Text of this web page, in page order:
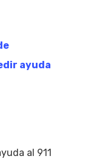
ayuda
al 911